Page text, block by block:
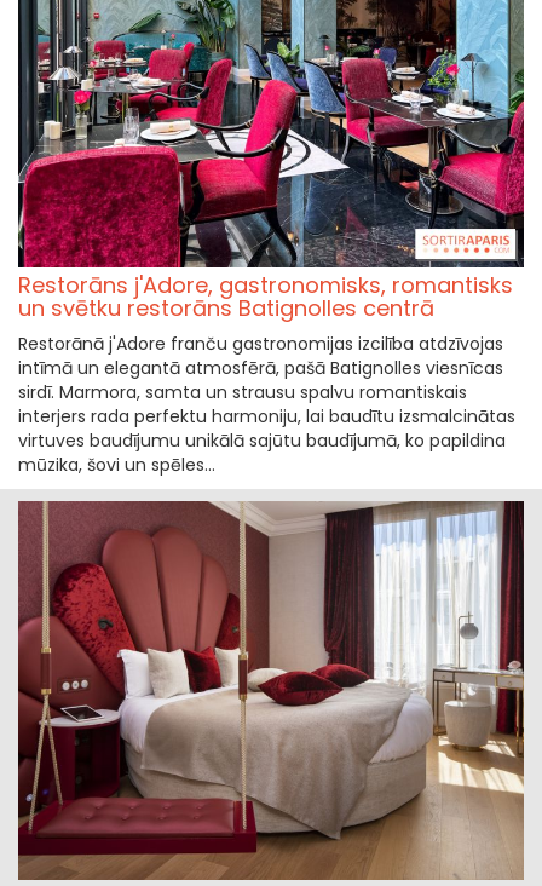
Restorāns j'Adore, gastronomisks, romantisks
un svētku restorāns Batignolles centrā
Restorānā j'Adore franču gastronomijas izcilība atdzīvojas
intīmā un elegantā atmosfērā, pašā Batignolles viesnīcas
sirdī. Marmora, samta un strausu spalvu romantiskais
interjers rada perfektu harmoniju, lai baudītu izsmalcinātas
virtuves baudījumu unikālā sajūtu baudījumā, ko papildina
mūzika, šovi un spēles...